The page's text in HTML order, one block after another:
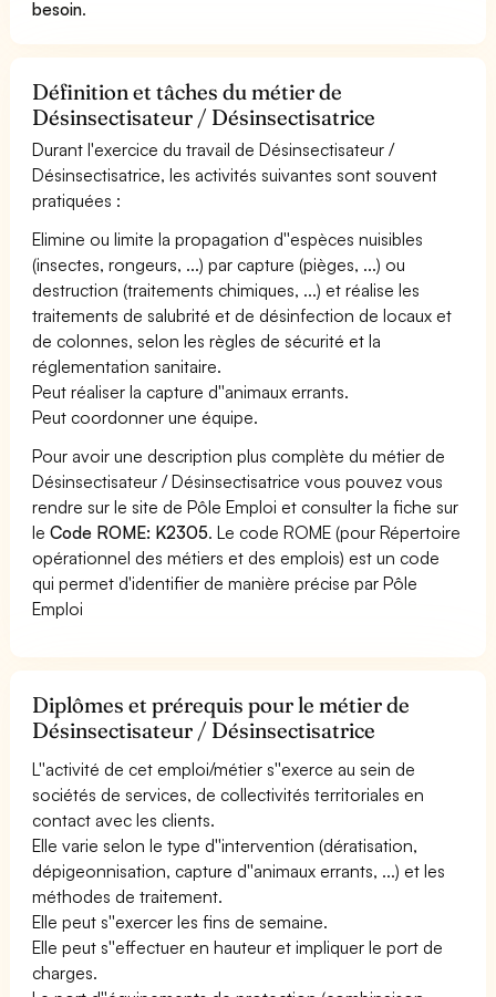
besoin.
Définition et tâches du métier de
Désinsectisateur / Désinsectisatrice
Durant l'exercice du travail de Désinsectisateur /
Désinsectisatrice, les activités suivantes sont souvent
pratiquées :
Elimine ou limite la propagation d''espèces nuisibles
(insectes, rongeurs, ...) par capture (pièges, ...) ou
destruction (traitements chimiques, ...) et réalise les
traitements de salubrité et de désinfection de locaux et
de colonnes, selon les règles de sécurité et la
réglementation sanitaire.
Peut réaliser la capture d''animaux errants.
Peut coordonner une équipe.
Pour avoir une description plus complète du métier de
Désinsectisateur / Désinsectisatrice vous pouvez vous
rendre sur le site de Pôle Emploi et consulter la fiche sur
leCode ROME: K2305. Le code ROME (pour Répertoire
opérationnel des métiers et des emplois) est un code
qui permet d'identifier de manière précise par Pôle
Emploi
Diplômes et prérequis pour le métier de
Désinsectisateur / Désinsectisatrice
L''activité de cet emploi/métier s''exerce au sein de
sociétés de services, de collectivités territoriales en
contact avec les clients.
Elle varie selon le type d''intervention (dératisation,
dépigeonnisation, capture d''animaux errants, ...) et les
méthodes de traitement.
Elle peut s''exercer les fins de semaine.
Elle peut s''effectuer en hauteur et impliquer le port de
charges.